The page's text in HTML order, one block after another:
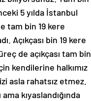
5 yılda İstanbul
tam bin 19 kere
Açıkçası bin 19 kere
de açıkçası tam bin
kendilerine halkımız
asla rahatsız etmez.
kıyaslandığında